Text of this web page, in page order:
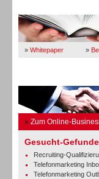
» Whitepaper »
» Zum Online-
Gesucht-
Recruiting-
Telefonmarketing
Telefonmarketing